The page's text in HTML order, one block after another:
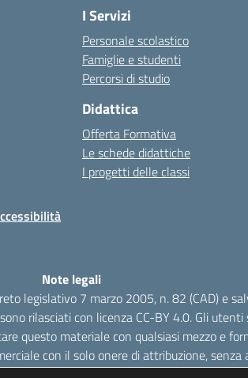
I Servizi
Personale scolastico
Famiglie e studenti
Percorsi di studio
Didattica
Offerta Formativa
Le schede didattiche
I progetti delle classi
Note legali
legislativo 7 marzo 2005, n. 82 (CAD) e
rilasciati con licenza CC-BY 4.0. Gli
questo materiale con qualsiasi mezzo e
con il solo onere di attribuzione,